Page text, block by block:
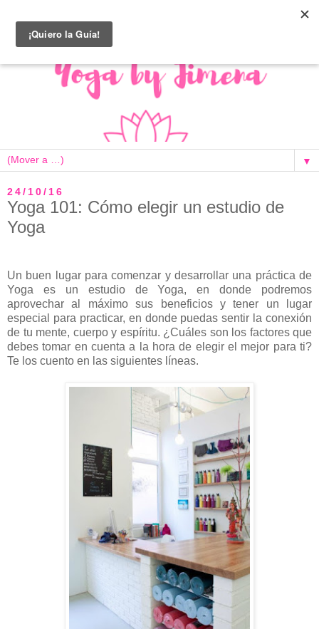
▼
24/10/16
Yoga 101: Cómo elegir un estudio de
Yoga
Un buen lugar para comenzar y desarrollar una práctica de
Yoga es un estudio de Yoga, en donde podremos
aprovechar al máximo sus beneficios y tener un lugar
especial para practicar, en donde puedas sentir la conexión
de tu mente, cuerpo y espíritu. ¿Cuáles son los factores que
debes tomar en cuenta a la hora de elegir el mejor para ti?
Te los cuento en las siguientes líneas.